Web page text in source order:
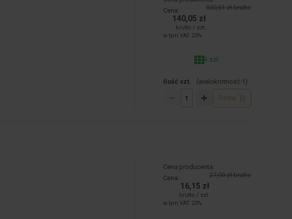
300,61 zł brutto
Cena:
140,05 zł
brutto / szt.
w tym VAT 23%
6 szt.
Ilość szt. (wielokrotność:1 )
Dodaj
Cena producenta:
27,00 zł brutto
Cena:
16,15 zł
brutto / szt.
w tym VAT 23%